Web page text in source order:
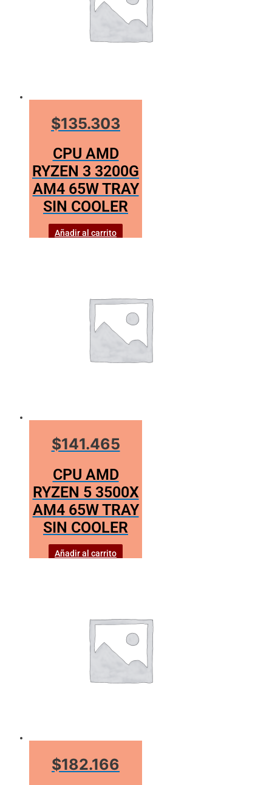
$135.303
CPU AMD
RYZEN 3 3200G
AM4 65W TRAY
SIN COOLER
Añadir al carrito
$141.465
CPU AMD
RYZEN 5 3500X
AM4 65W TRAY
SIN COOLER
Añadir al carrito
$182.166